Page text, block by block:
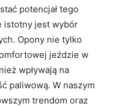
potencjał tego
istotny jest wybór
Opony nie tylko
jeździe w
wpływają na‍
paliwową. W naszym
trendom ‍oraz